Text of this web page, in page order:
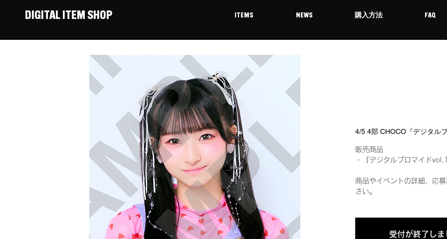
DIGITAL ITEM SHOP ITEMS NEWS 購入方法 FAQ
4/5 4部 CHOCO『デジタル
販売商品
・『デジタルブロマイド
商品やイベントの詳細、応
さい。
受付が終了しま